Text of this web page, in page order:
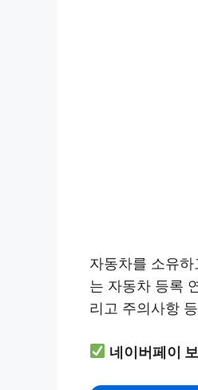
자동차를 소유
는 자동차 등록
리고 주의사항
네이버페이